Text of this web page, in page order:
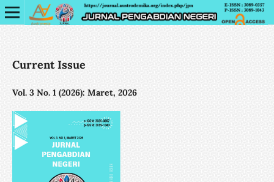
Current Issue
Vol. 3 No. 1 (2026): Maret, 2026